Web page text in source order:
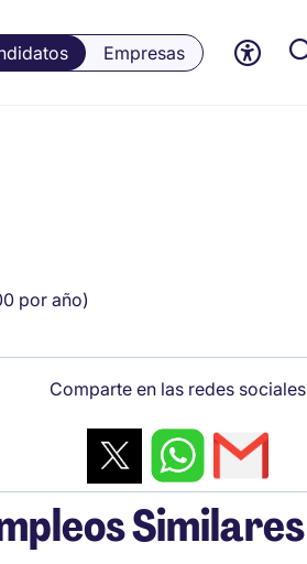
Empresas
por año)
Comparte en las redes sociales
Similares